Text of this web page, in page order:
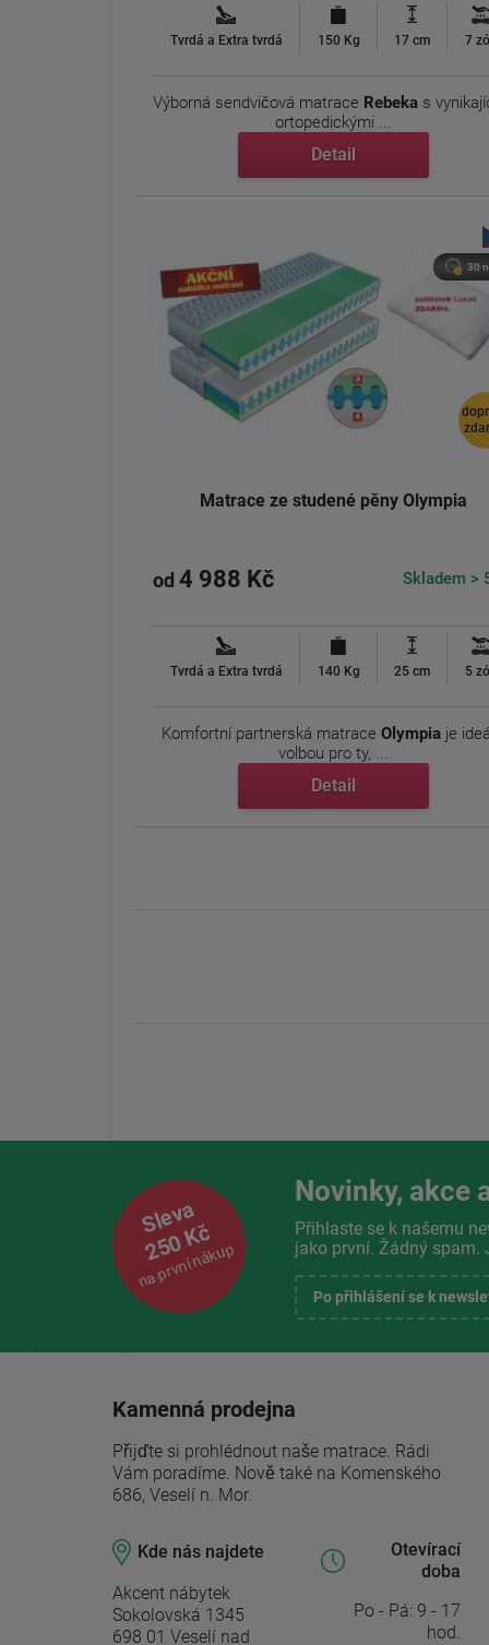
Tvrdá a Extra tvrdá 150 Kg 17 cm 7
Výborná sendvičová matrace Rebeka s
ortopedickými ...
Detail
30
Matrace ze studené pěny Olympia
od 4 988 Kč Skladem >
Tvrdá a Extra tvrdá 140 Kg 25 cm 5
Komfortní partnerská matrace Olympia je
volbou pro ty, ...
Detail
Sleva
250 Kč
na první nákup
Novinky, akce
Přihlaste se k našemu
jako první. Žádný spam.
Po přihlášení se k
Kamenná prodejna
Přijďte si prohlédnout naše matrace. Rádi
Vám poradíme. Nově také na Komenského
686, Veselí n. Mor.
Kde nás najdete
Akcent nábytek
Sokolovská 1345
698 01 Veselí nad
Otevírací
doba
Po - Pá: 9 - 17
hod.